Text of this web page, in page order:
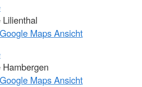
Maps Ansicht
Maps Ansicht